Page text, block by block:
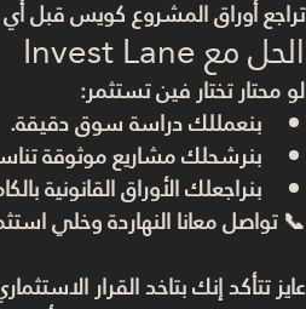
تراجع أوراق المشروع كويس قبل
الحل مع Invest Lane
لو محتار تختار فين تستثمر:
بنعمللك دراسة سوق دقيقة.
بنرشحلك مشاريع موثوقة
بنراجعلك الأوراق القانونية
📞 تواصل معانا النهاردة وخلي
عايز تتأكد إنك بتاخد القرار